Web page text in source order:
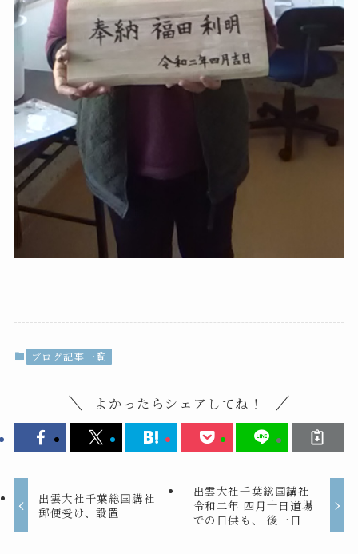
ブログ記事一覧
よかったらシェアしてね！
出雲大社千葉総国講社
郵便受け、設置
出雲大社千葉総国講社
令和二年 四月十日道場
での日供も、 後一日